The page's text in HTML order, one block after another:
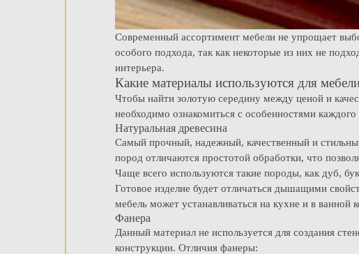
Современный ассортимент мебели не упрощает
особого подхода, так как некоторые из них не
интерьера.
Какие материалы используются для
Чтобы найти золотую середину между ценой и
необходимо ознакомиться с особенностями каждого
Натуральная древесина
Самый прочный, надежный, качественный и
пород отличаются простотой обработки, что
Чаще всего используются такие породы, как дуб,
Готовое изделие будет отличаться дышащими
мебель может устанавливаться на кухне и в ванной
Фанера
Данный материал не используется для создания
конструкции. Отличия фанеры: